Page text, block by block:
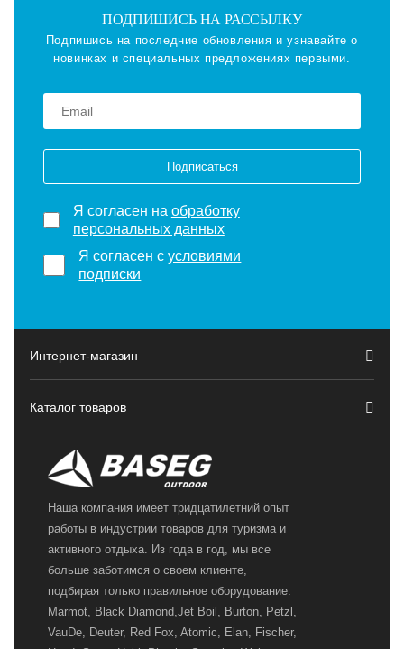
ПОДПИШИСЬ НА РАССЫЛКУ
Подпишись на последние обновления и узнавайте о
новинках и специальных предложениях первыми.
Подписаться
Я согласен на обработку
персональных данных
Я согласен сусловиями
подписки
Интернет-магазин
Каталог товаров
Наша компания имеет тридцатилетний опыт
работы в индустрии товаров для туризма и
активного отдыха. Из года в год, мы все
больше заботимся о своем клиенте,
подбирая только правильное оборудование.
Marmot, Black Diamond,Jet Boil, Burton, Petzl,
VauDe, Deuter, Red Fox, Atomic, Elan, Fischer,